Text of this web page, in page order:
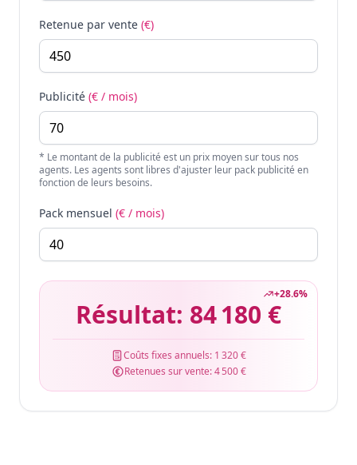
Retenue par vente (€)
Publicité (€ / mois)
* Le montant de la publicité est un prix moyen sur tous nos
agents. Les agents sont libres d'ajuster leur pack publicité en
fonction de leurs besoins.
Pack mensuel (€ / mois)
+28.6%
Résultat: 84 180 €
Coûts fixes annuels: 1 320 €
Retenues sur vente:4 500 €